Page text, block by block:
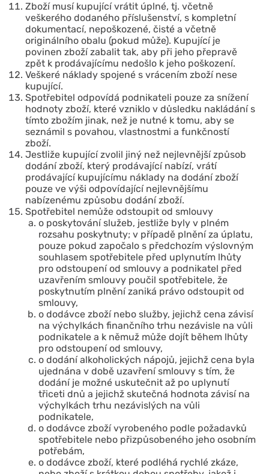
Zboží musí kupující vrátit úplné, tj. včetně
veškerého dodaného příslušenství, s kompletní
dokumentací, nepoškozené, čisté a včetně
originálního obalu (pokud může). Kupující je
povinen zboží zabalit tak, aby při jeho přepravě
zpět k prodávajícímu nedošlo k jeho poškození.
Veškeré náklady spojené s vrácením zboží nese
kupující.
Spotřebitel odpovídá podnikateli pouze za snížení
hodnoty zboží, které vzniklo v důsledku nakládání s
tímto zbožím jinak, než je nutné k tomu, aby se
seznámil s povahou, vlastnostmi a funkčností
zboží.
Jestliže kupující zvolil jiný než nejlevnější způsob
dodání zboží, který prodávající nabízí, vrátí
prodávající kupujícímu náklady na dodání zboží
pouze ve výši odpovídající nejlevnějšímu
nabízenému způsobu dodání zboží.
Spotřebitel nemůže odstoupit od smlouvy
o poskytování služeb, jestliže byly v plném
rozsahu poskytnuty; v případě plnění za úplatu,
pouze pokud započalo s předchozím výslovným
souhlasem spotřebitele před uplynutím lhůty
pro odstoupení od smlouvy a podnikatel před
uzavřením smlouvy poučil spotřebitele, že
poskytnutím plnění zaniká právo odstoupit od
smlouvy,
o dodávce zboží nebo služby, jejichž cena závisí
na výchylkách finančního trhu nezávisle na vůli
podnikatele a k němuž může dojít během lhůty
pro odstoupení od smlouvy,
o dodání alkoholických nápojů, jejichž cena byla
ujednána v době uzavření smlouvy s tím, že
dodání je možné uskutečnit až po uplynutí
třiceti dnů a jejichž skutečná hodnota závisí na
výchylkách trhu nezávislých na vůli
podnikatele,
o dodávce zboží vyrobeného podle požadavků
spotřebitele nebo přizpůsobeného jeho osobním
potřebám,
o dodávce zboží, které podléhá rychlé zkáze,